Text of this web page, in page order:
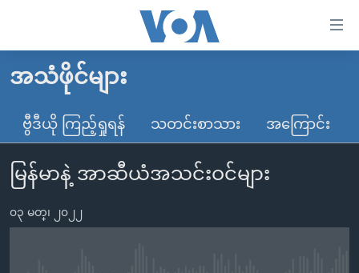
လွယ်ကူ
သည့်
Link
များ
ပင်မ
မူလစာမျက်နှာ
မြန်မာ
ကမ္ဘာ့သတင်းများ
နိုင်ငံတကာ
တရုတ်
ဗွီဒီယို
ရပ်ဝန်းတခု လမ်းတခု အလွန်
အသံဖိုင်များ
ဗွီဒီယို ကြည့်ရှုရန် သတင်းစာသား အကြောင်း
မြန်မာနဲ့ အာဆီယံအသင်းဝင်များ
၀၃ မတ္၊ ၂၀၂၂